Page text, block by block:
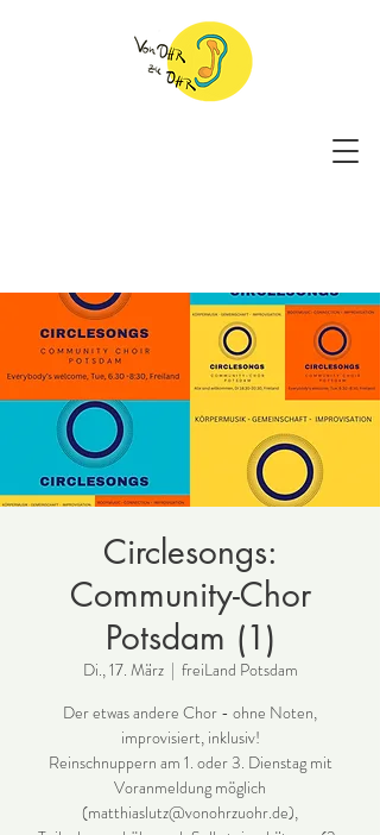
Circlesongs:
Community-Chor
Potsdam (1)
Di., 17. März
  |
freiLand Potsdam
Der etwas andere Chor - ohne Noten,
improvisiert, inklusiv!
Reinschnuppern am 1. oder 3. Dienstag mit
Voranmeldung möglich
(matthiaslutz@vonohrzuohr.de),